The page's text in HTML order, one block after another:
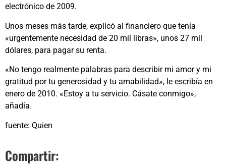
electrónico de 2009.
Unos meses más tarde, explicó al financiero que tenía
«urgentemente necesidad de 20 mil libras», unos 27 mil
dólares, para pagar su renta.
«No tengo realmente palabras para describir mi amor y mi
gratitud por tu generosidad y tu amabilidad», le escribía en
enero de 2010. «Estoy a tu servicio. Cásate conmigo»,
añadía.
fuente: Quien
Compartir: